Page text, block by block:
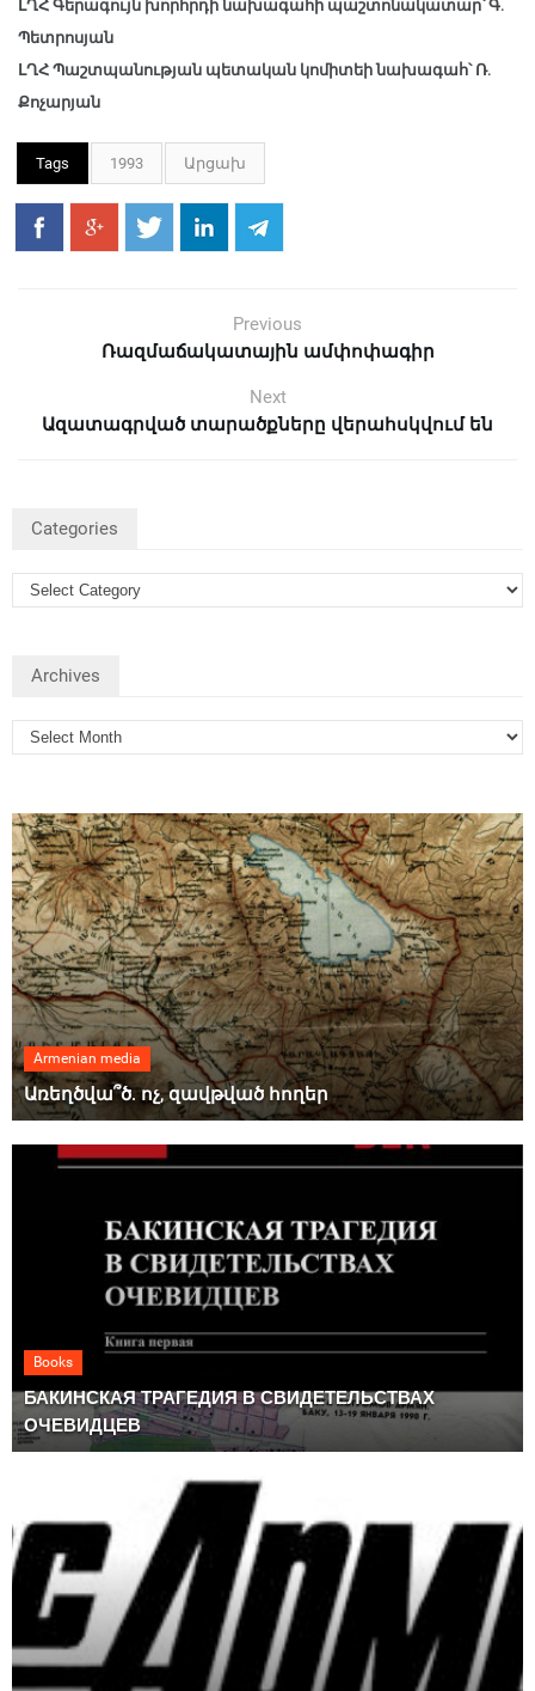
ԼՂՀ Գերագույն խորհրդի նախագահի պաշտոնակատար՝ Գ.
Պետրոսյան
ԼՂՀ Պաշտպանության պետական կոմիտեի նախագահ՝ Ռ.
Քոչարյան
Tags 1993 Արցախ
Previous
Ռազմաճակատային ամփոփագիր
Next
Ազատագրված տարածքները վերահսկվում են
Categories
Archives
Armenian media
Առեղծվա՞ծ. ոչ, զավթված հողեր
Books
БАКИНСКАЯ ТРАГЕДИЯ В СВИДЕТЕЛЬСТВАХ
ОЧЕВИДЦЕВ